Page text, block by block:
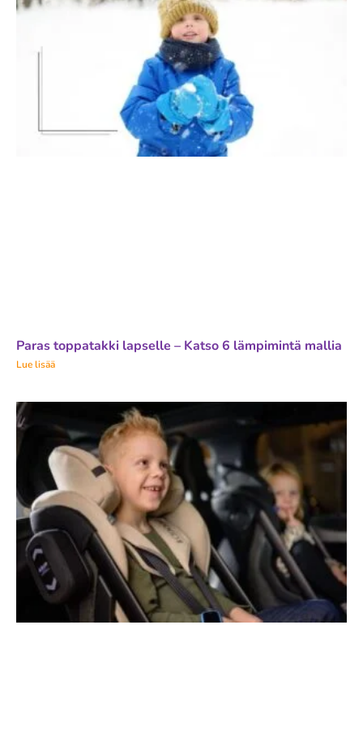
Paras toppatakki lapselle – Katso 6 lämpimintä mallia
Lue lisää